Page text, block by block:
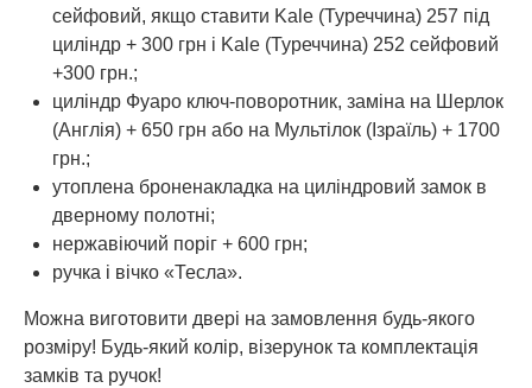
сейфовий, якщо ставити Kale (Туреччина) 257 під
циліндр + 300 грн і Kale (Туреччина) 252 сейфовий
+300 грн.;
циліндр Фуаро ключ-поворотник, заміна на Шерлок
(Англія) + 650 грн або на Мультілок (Ізраїль) + 1700
грн.;
утоплена броненакладка на циліндровий замок в
дверному полотні;
нержавіючий поріг + 600 грн;
ручка і вічко «Тесла».
Можна виготовити двері на замовлення будь-якого
розміру! Будь-який колір, візерунок та комплектація
замків та ручок!